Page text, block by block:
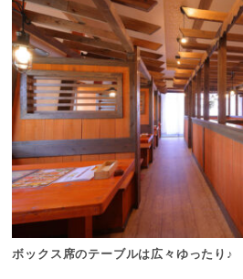
ボックス席のテーブルは広々ゆったり♪